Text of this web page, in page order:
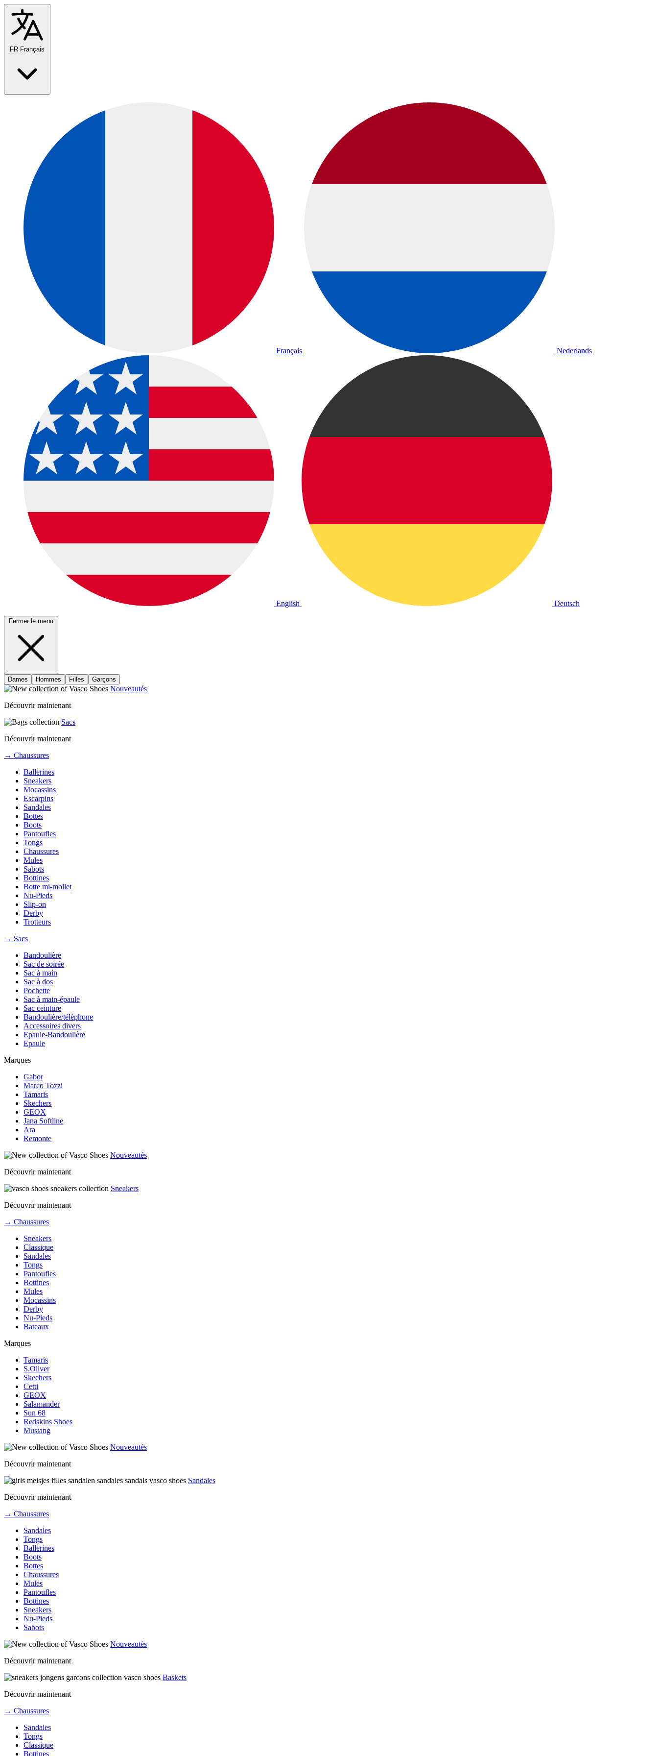
FR Français
Français Nederlands
English Deutsch
Fermer le menu
Dames Hommes Filles Garçons
Nouveautés
Découvrir maintenant
Sacs
Découvrir maintenant
→ Chaussures
Ballerines
Sneakers
Mocassins
Escarpins
Sandales
Bottes
Boots
Pantoufles
Tongs
Chaussures
Mules
Sabots
Bottines
Botte mi-mollet
Nu-Pieds
Slip-on
Derby
Trotteurs
→ Sacs
Bandoulière
Sac de soirée
Sac à main
Sac à dos
Pochette
Sac à main-épaule
Sac ceinture
Bandoulière/téléphone
Accessoires divers
Epaule-Bandoulière
Epaule
Marques
Gabor
Marco Tozzi
Tamaris
Skechers
GEOX
Jana Softline
Ara
Remonte
Nouveautés
Découvrir maintenant
Sneakers
Découvrir maintenant
→ Chaussures
Sneakers
Classique
Sandales
Tongs
Pantoufles
Bottines
Mules
Mocassins
Derby
Nu-Pieds
Bateaux
Marques
Tamaris
S.Oliver
Skechers
Cetti
GEOX
Salamander
Sun 68
Redskins Shoes
Mustang
Nouveautés
Découvrir maintenant
Sandales
Découvrir maintenant
→ Chaussures
Sandales
Tongs
Ballerines
Boots
Bottes
Chaussures
Mules
Pantoufles
Bottines
Sneakers
Nu-Pieds
Sabots
Nouveautés
Découvrir maintenant
Baskets
Découvrir maintenant
→ Chaussures
Sandales
Tongs
Classique
Bottines